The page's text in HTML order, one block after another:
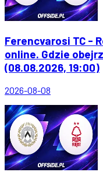
Ferencvarosi TC -
online. Gdzie
(08.08.2026, 19:00)
2026-08-08